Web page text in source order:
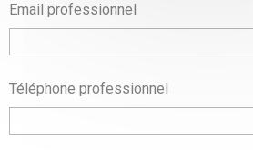
Email professionnel
Téléphone professionnel